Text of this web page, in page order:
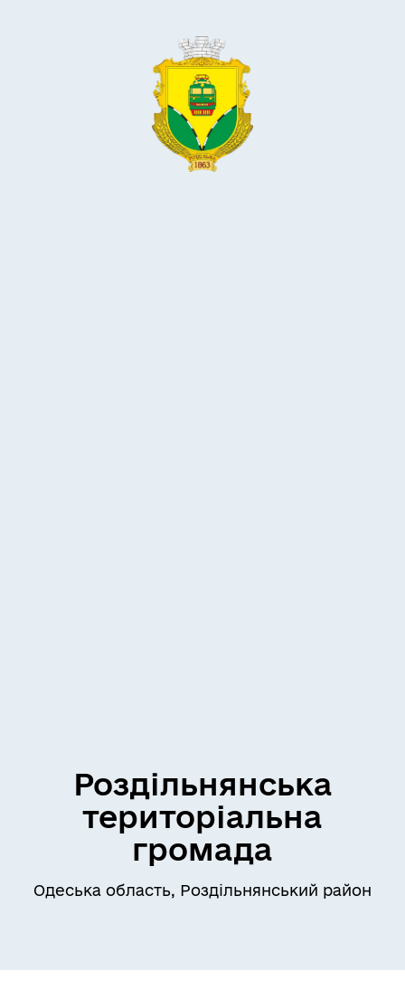
Роздільнянська
територіальна
громада
Одеська область, Роздільнянський район